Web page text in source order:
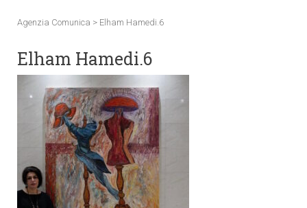
Agenzia Comunica > Elham Hamedi.6
Elham Hamedi.6